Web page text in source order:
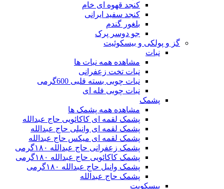
کنجد قهوه ای خام
کنجد سفید ایرانی
بلغور گندم
جو دوسر پرک
گز و پولکی و بیسکوئیت
نبات
مشاهده همه نبات ها
نبات تخت زعفرانی
نبات چوبی بسته قلبی 600گرمی
نبات چوبی فله ای
پشمک
مشاهده همه پشمک ها
پشمک لقمه ای کاکائویی حاج عبدالله
پشمک لقمه ای وانیلی حاج عبدالله
پشمک لقمه ای میکس حاج عبدالله
پشمک زعفرانی حاج عبدالله ۱۸۰گرمی
پشمک کاکائویی حاج عبدالله ۱۸۰گرمی
پشمک وانیل حاج عبدالله ۱۸۰گرمی
پشمک حاج عبدالله
بیسکویت